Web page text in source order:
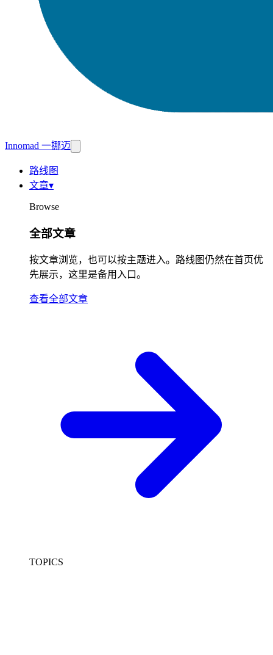
Innomad 一挪迈
路线图
文章▾
Browse
全部文章
按文章浏览，也可以按主题进入。路线图仍然在首页优
先展示，这里是备用入口。
查看全部文章
TOPICS